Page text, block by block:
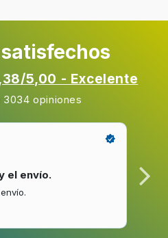
5,00 - Excelente
3034 opiniones
el envío.